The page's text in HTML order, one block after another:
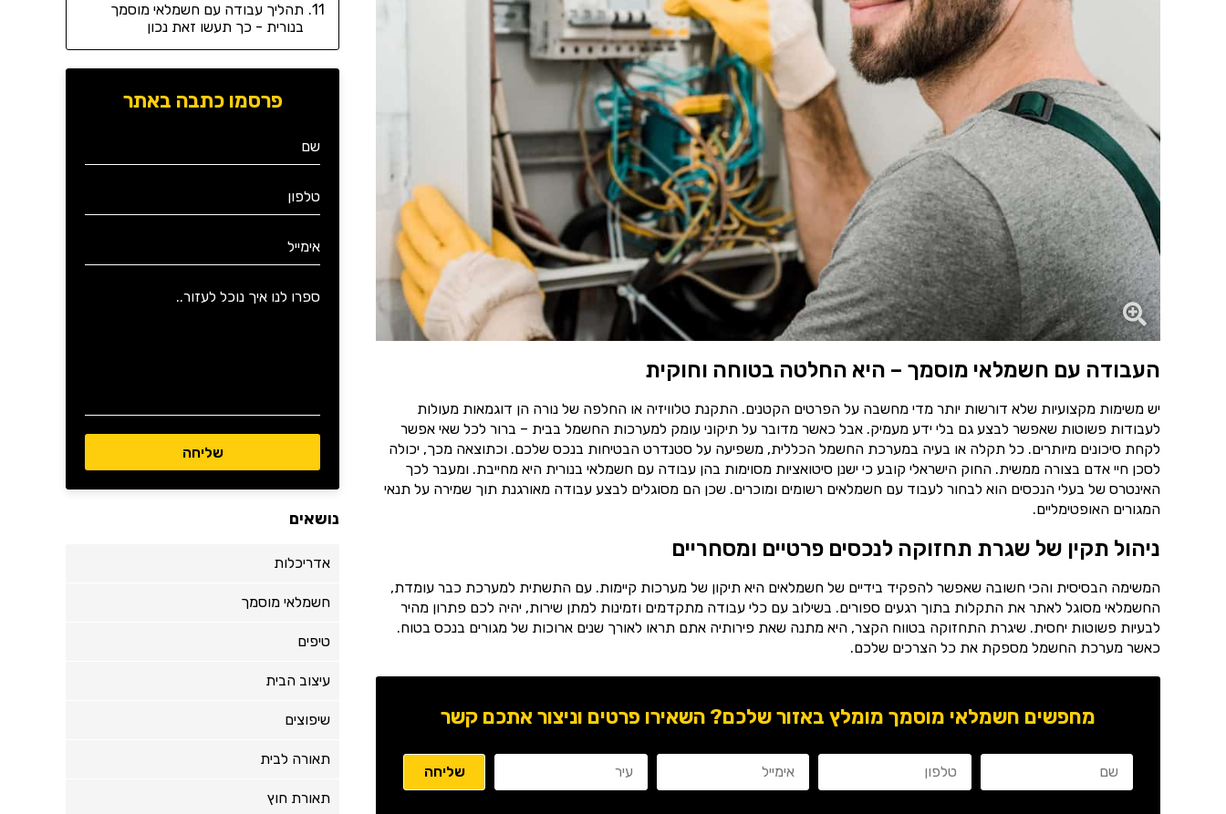
העבודה עם חשמלאי מוסמך – היא החלטה בטוחה וחוקית
יש משימות מקצועיות שלא דורשות יותר מדי מחשבה על הפרטים הקטנים. התקנת טלוויזיה או החלפה של נורה הן דוגמאות מעולות
לעבודות פשוטות שאפשר לבצע גם בלי ידע מעמיק. אבל כאשר מדובר על תיקוני עומק למערכות החשמל בבית – ברור לכל שאי אפשר
לקחת סיכונים מיותרים. כל תקלה או בעיה במערכת החשמל הכללית, משפיעה על סטנדרט הבטיחות בנכס שלכם. וכתוצאה מכך, יכולה
לסכן חיי אדם בצורה ממשית. החוק הישראלי קובע כי ישנן סיטואציות מסוימות בהן עבודה עם חשמלאי בנורית היא מחייבת. ומעבר לכך
האינטרס של בעלי הנכסים הוא לבחור לעבוד עם חשמלאים רשומים ומוכרים. שכן הם מסוגלים לבצע עבודה מאורגנת תוך שמירה על תנאי
המגורים האופטימליים.
ניהול תקין של שגרת תחזוקה לנכסים פרטיים ומסחריים
המשימה הבסיסית והכי חשובה שאפשר להפקיד בידיים של חשמלאים היא תיקון של מערכות קיימות. עם התשתית למערכת כבר עומדת,
החשמלאי מסוגל לאתר את התקלות בתוך רגעים ספורים. בשילוב עם כלי עבודה מתקדמים וזמינות למתן שירות, יהיה לכם פתרון מהיר
לבעיות פשוטות יחסית. שיגרת התחזוקה בטווח הקצר, היא מתנה שאת פירותיה אתם תראו לאורך שנים ארוכות של מגורים בנכס בטוח.
כאשר מערכת החשמל מספקת את כל הצרכים שלכם.
מחפשים חשמלאי מוסמך מומלץ באזור שלכם? השאירו פרטים וניצור אתכם קשר
תהליך עבודה עם חשמלאי מוסמך
בנורית - כך תעשו זאת נכון
פרסמו כתבה באתר
נושאים
אדריכלות
חשמלאי מוסמך
טיפים
עיצוב הבית
שיפוצים
תאורה לבית
תאורת חוץ